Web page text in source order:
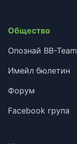
Общество
Опознай BB-Team
Имейл бюлетин
Форум
Facebook група